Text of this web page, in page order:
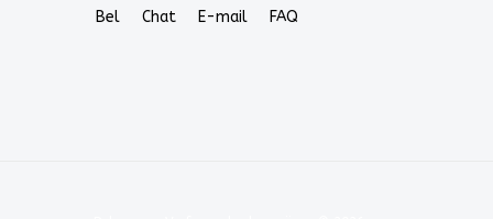
Bel Chat E-mail FAQ